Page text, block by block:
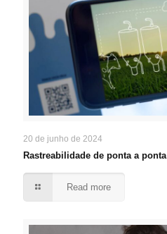
20 de junho de 2024
Rastreabilidade de ponta a ponta
Read more